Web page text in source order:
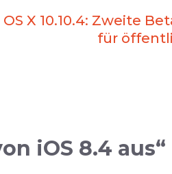
OS X 10.10.4: Zweite
für
iOS 8.4 aus“